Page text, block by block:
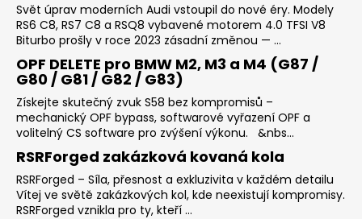
Svět úprav moderních Audi vstoupil do nové éry. Modely
RS6 C8, RS7 C8 a RSQ8 vybavené motorem 4.0 TFSI V8
Biturbo prošly v roce 2023 zásadní změnou — ...
OPF DELETE pro BMW M2, M3 a M4 (G87 /
G80 / G81 / G82 / G83)
Získejte skutečný zvuk S58 bez kompromisů –
mechanický OPF bypass, softwarové vyřazení OPF a
volitelný CS software pro zvýšení výkonu. &nbs...
RSRForged zakázková kovaná kola
RSRForged – Síla, přesnost a exkluzivita v každém detailu
Vítej ve světě zakázkových kol, kde neexistují kompromisy.
RSRForged vznikla pro ty, kteří ...